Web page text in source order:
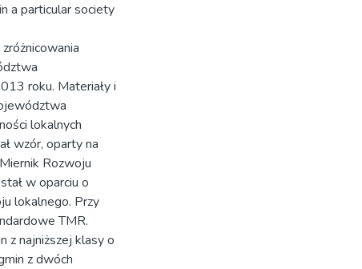
a particular society
roku. Materiały i
lokalnych
wzór, oparty na
Rozwoju
w oparciu o
lokalnego. Przy
TMR.
z najniższej klasy o
z dwóch